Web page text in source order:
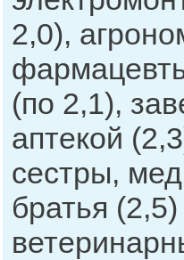
2,0),
(по 2,1),
аптекой
сестры,
братья